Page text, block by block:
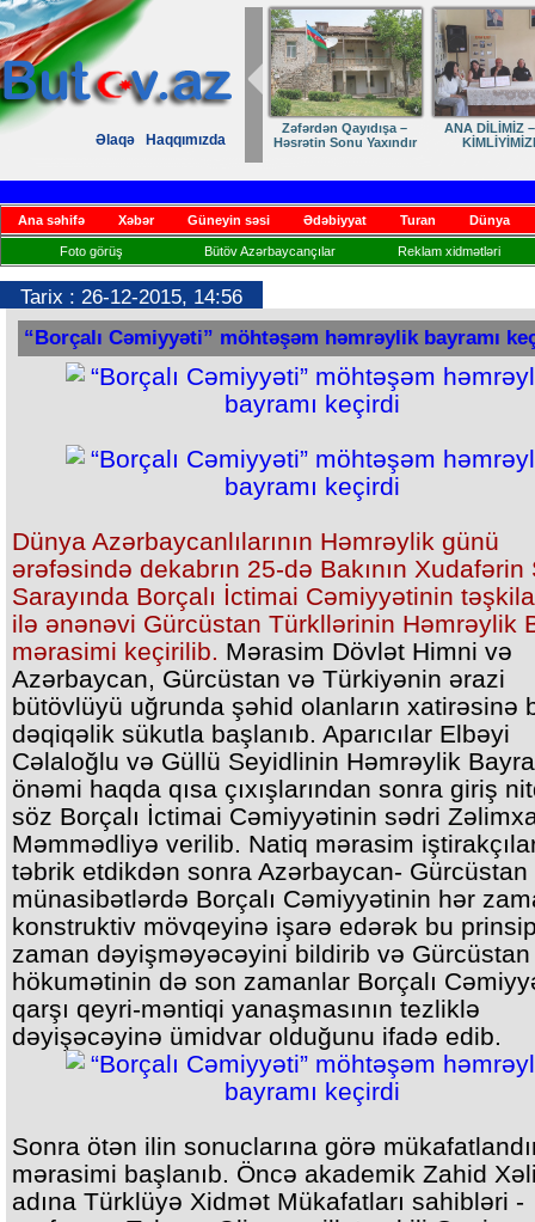
Əlaqə Haqqımızda
Zəfərdən Qayıdışa –
Həsrətin Sonu Yaxındır
ANA DİLİMİZ
Ana səhifə Xəbər Güneyin səsi Ədəbiyyat Turan Dünya
Foto görüş Bütöv Azərbaycançılar Reklam xidmətləri
Tarix : 26-12-2015, 14:56
“Borçalı Cəmiyyəti” möhtəşəm həmrəylik bayramı
Dünya Azərbaycanlılarının Həmrəylik günü
ərəfəsində dekabrın 25-də Bakının Xudafərin
Sarayında Borçalı İctimai Cəmiyyətinin
ilə ənənəvi Gürcüstan Türkllərinin Həmrəylik
mərasimi keçirilib. Mərasim Dövlət Himni və
Azərbaycan, Gürcüstan və Türkiyənin ərazi
bütövlüyü uğrunda şəhid olanların xatirəsinə
dəqiqəlik sükutla başlanıb. Aparıcılar Elbəyi
Cəlaloğlu və Güllü Seyidlinin Həmrəylik
önəmi haqda qısa çıxışlarından sonra giriş
söz Borçalı İctimai Cəmiyyətinin sədri
Məmmədliyə verilib. Natiq mərasim
təbrik etdikdən sonra Azərbaycan- Gürcüstan
münasibətlərdə Borçalı Cəmiyyətinin hər
konstruktiv mövqeyinə işarə edərək bu
zaman dəyişməyəcəyini bildirib və Gürcüstan
hökumətinin də son zamanlar Borçalı
qarşı qeyri-məntiqi yanaşmasının tezliklə
dəyişəcəyinə ümidvar olduğunu ifadə edib.
Sonra ötən ilin sonuclarına görə
mərasimi başlanıb. Öncə akademik Zahid
adına Türklüyə Xidmət Mükafatları sahibləri -